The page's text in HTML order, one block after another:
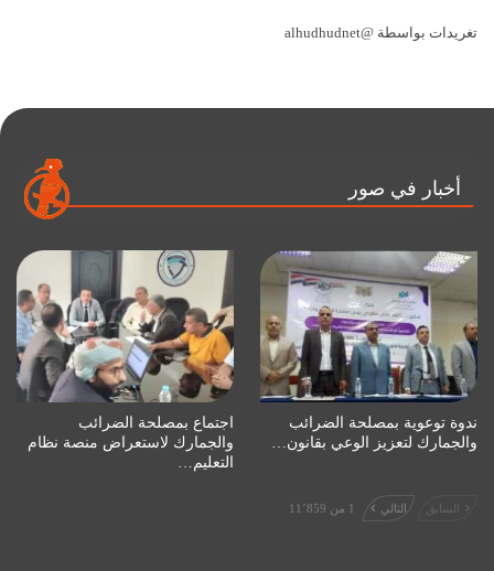
تغريدات بواسطة @alhudhudnet
أخبار في صور
ندوة توعوية بمصلحة الضرائب
والجمارك لتعزيز الوعي بقانون…
اجتماع بمصلحة الضرائب
والجمارك لاستعراض منصة نظام
التعليم…
السابق التالي 1 من 11٬859